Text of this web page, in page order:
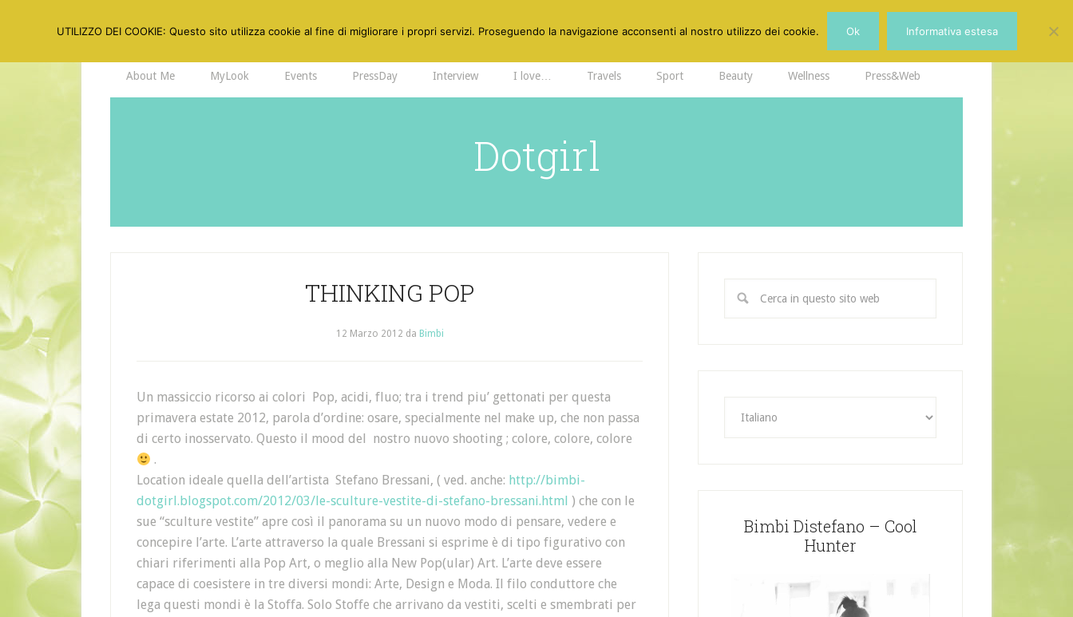
About Me MyLook Events PressDay Interview I love… Travels Sport Beauty Wellness Press&Web
Dotgirl
THINKING POP
12 Marzo 2012 da Bimbi
Un massiccio ricorso ai colori Pop, acidi, fluo; tra i trend piu’ gettonati per questa
primavera estate 2012, parola d’ordine: osare, specialmente nel make up, che non passa
di certo inosservato. Questo il mood del nostro nuovo shooting ; colore, colore, colore
.
Location ideale quella dell’artista Stefano Bressani, ( ved. anche: http://bimbi-
dotgirl.blogspot.com/2012/03/le-sculture-vestite-di-stefano-bressani.html ) che con le
sue “sculture vestite” apre così il panorama su un nuovo modo di pensare, vedere e
concepire l’arte. L’arte attraverso la quale Bressani si esprime è di tipo figurativo con
chiari riferimenti alla Pop Art, o meglio alla New Pop(ular) Art. L’arte deve essere
capace di coesistere in tre diversi mondi: Arte, Design e Moda. Il filo conduttore che
lega questi mondi è la Stoffa. Solo Stoffe che arrivano da vestiti, scelti e smembrati per
Bimbi Distefano – Cool
Hunter
UTILIZZO DEI COOKIE: Questo sito utilizza cookie al fine di migliorare i propri servizi. Proseguendo la navigazione acconsenti al nostro utilizzo dei cookie. Ok Informativa estesa